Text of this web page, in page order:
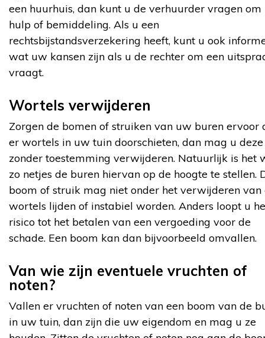
een huurhuis, dan kunt u de verhuurder vragen om
hulp of bemiddeling. Als u een
rechtsbijstandsverzekering heeft, kunt u ook
wat uw kansen zijn als u de rechter om een
vraagt.
Wortels verwijderen
Zorgen de bomen of struiken van uw buren ervoor
er wortels in uw tuin doorschieten, dan mag u deze
zonder toestemming verwijderen. Natuurlijk is het
zo netjes de buren hiervan op de hoogte te stellen.
boom of struik mag niet onder het verwijderen van
wortels lijden of instabiel worden. Anders loopt u
risico tot het betalen van een vergoeding voor de
schade. Een boom kan dan bijvoorbeeld omvallen.
Van wie zijn eventuele vruchten of
noten?
Vallen er vruchten of noten van een boom van de
in uw tuin, dan zijn die uw eigendom en mag u ze